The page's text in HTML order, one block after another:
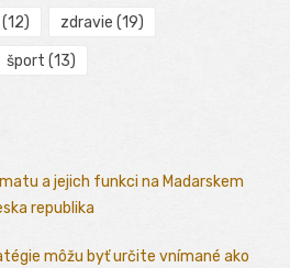
(12) zdravie (19)
šport (13)
a jejich funkci na Madarskem
republika
môžu byť určite vnímané ako